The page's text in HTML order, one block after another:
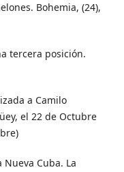
Bohemia, (24),
tercera posición.
a Camilo
el 22 de Octubre
Nueva Cuba. La